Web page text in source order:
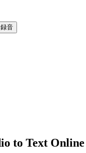
音
to Text Online